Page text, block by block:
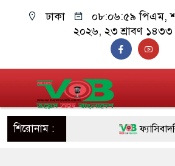
ঢাকা ০৮:০৭:০০ পিএম,
২০২৬, ২৩ শ্রাবণ ১৪৩৩
শিরোনাম :